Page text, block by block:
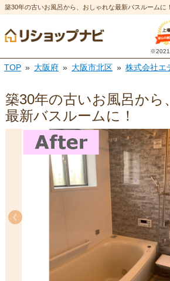
築30年の古いお風呂から、おしゃれな最新バスルームに
※2021
TOP 大阪府 大阪市北区 株式会社エ
築30年の古いお風呂から
最新バスルームに！
《